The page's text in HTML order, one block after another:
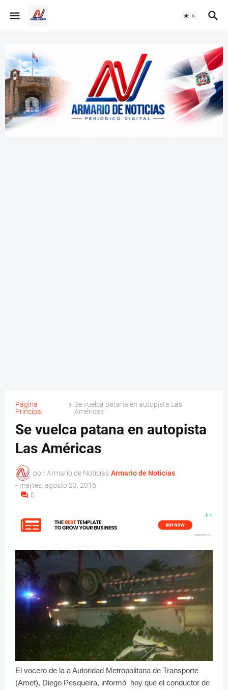
Página
Principal
Se vuelca patana en autopista Las
Américas
Se vuelca patana en autopista
Las Américas
por: Armario de Noticias Armario de Noticias
- martes, agosto 23, 2016
0
El vocero de la a Autoridad Metropolitana de Transporte
(Amet), Diego Pesqueira, informó hoy que el conductor de